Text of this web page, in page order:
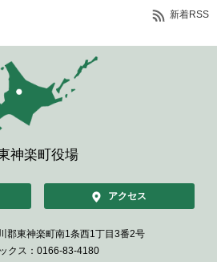
新着RSS
神楽町役場
アクセス
郡東神楽町南1条西1丁目3番2号
クス：0166-83-4180